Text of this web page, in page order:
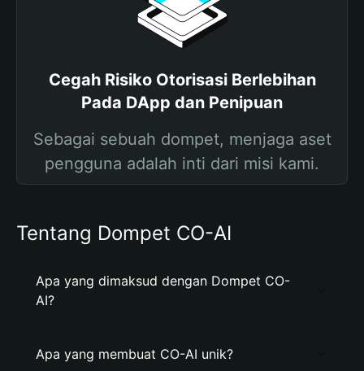
Cegah Risiko Otorisasi Berlebihan
Pada DApp dan Penipuan
Sebagai sebuah dompet, menjaga aset
pengguna adalah inti dari misi kami.
Tentang Dompet CO-AI
Apa yang dimaksud dengan Dompet CO-
AI?
Apa yang membuat CO-AI unik?